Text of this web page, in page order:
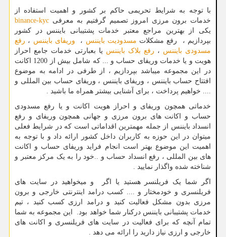
با توجه به شرایط تحریمی حاکم بر کشور و اهمیت استفاده از
خدمات برون مرزی امروز تصمیم گرفتیم به معرفی binance-kyc
یکی از بهترین مراجع معتبر خدمات پشتیبانی بایننس در کشور
بپردازیم ، رفع مشکلات مسدودیت بایننس ، وریفای بایننس ، رفع
مسدودی بایننس ، رفع بلاک بایننس یا بعبارتی خدمات جامع احراز
هویت و یا خدمات وریفای حساب و ... که شامل بیش از 1200 اکانت
در این مجموعه میباشد بپردازیم ، از طرفی در ادامه به موضوع
افتتاح حساب بایننس ، وریفای بایننس ، وریفای حساب بین المللی و
.... خواهیم پرداخت ، برای آشنایی بیشتر همراه ما باشید .
خدماتی همچون وریفای و احراز هویت اکانت و یا رفع مسدودی
حساب و اکانت های برون مرزی و جهانی همچون وریفای و رفع
انسداد بایننس از جمله مهمترین اقداماتی است که در شرایط فعلی
میتوان در این حوزه به کاربران داخل کشور ارائه داد و با توجه به
اهمیت این موضوع بهتر است انجام فراید وریفای حساب و اکانت
های بین المللی ، رفع انسداد حساب و ..خود را به یک مرکز معتبر و
شناخته شده واگذار نمایید .
اگر شما یک فریلنسر هستید یا اگر و میخواهید در سایت های
فریلنسری و خودمختار و .... کسب درامد اینترنتی خارجی و برون
مرزی بدون مشکل فعالیت کنید و درامد ارزی کسب کنید ، تیم
خدمات پشتیبانی بایننس درکنار شما خواهد بود. این مجموعه به شما
تمام آنچه که برای فعالیت در سایت های فریلنسری و اکانت های
خارجی و ارزی نیاز دارید را ارائه می دهد .